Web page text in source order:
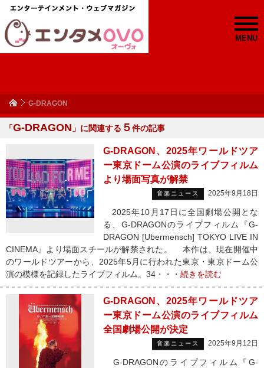
MENU
G-DRAGON
「G-DRAGON 」に関連する ５件の記事
G-DRAGON、2025年ワールドツア
ー東京ドーム公演のライブフィルム
より場面写真が解禁
音楽ニュース 2025年9月18日
2025年10月17日に全国劇場公開とな
る、G-DRAGONのライブフィルム『G-
DRAGON [Ubermensch] TOKYO LIVE IN
CINEMA』より場面スチールが解禁された。 本作は、現在開催中
のワールドツアーから、2025年5月に行われた東京・東京ドーム公
演の模様を記録したライブフィルム。34・・・ 続きを読む
G-DRAGON、2025年ワールドツア
ー東京ドーム公演のライブフィルム
全国劇場公開が決定
音楽ニュース 2025年9月12日
G-DRAGONのライブフィルム『G-